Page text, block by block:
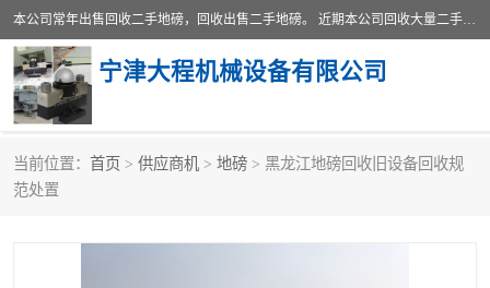
本公司常年出售回收二手地磅，回收出售二手地磅。 近期本公司回收大量二手地磅，型号齐全，宽度从2米到3.5米，长度5米到25米，承重吨位从10到200吨，成色7—9成新。 ? 使用年限6个月至2年，产品来源于个人闲置品，工矿企业停用品，因小换大而来。 精准度和新的一样， 二手地磅是内行人的选择，打个电话就省钱朋友您好等什么
宁津大程机械设备有限公司
当前位置： 首页 > 供应商机 > 地磅 > 黑龙江地磅回收旧设备回收规
范处置
地磅
地磅传感器 废纸打包机